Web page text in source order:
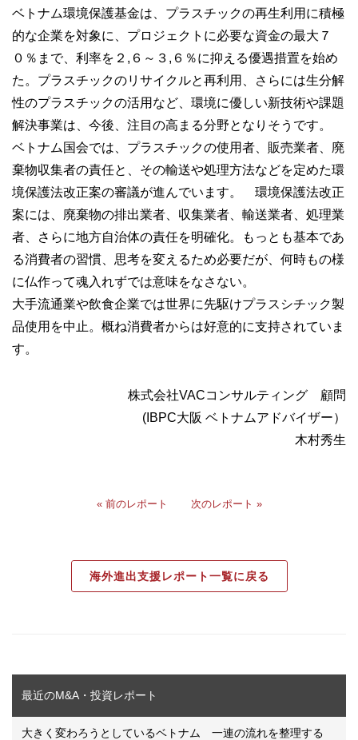
ベトナム環境保護基金は、プラスチックの再生利用に積極
的な企業を対象に、プロジェクトに必要な資金の最大７
０％まで、利率を２,６～３,６％に抑える優遇措置を始め
た。プラスチックのリサイクルと再利用、さらには生分解
性のプラスチックの活用など、環境に優しい新技術や課題
解決事業は、今後、注目の高まる分野となりそうです。
ベトナム国会では、プラスチックの使用者、販売業者、廃
棄物収集者の責任と、その輸送や処理方法などを定めた環
境保護法改正案の審議が進んでいます。 環境保護法改正
案には、廃棄物の排出業者、収集業者、輸送業者、処理業
者、さらに地方自治体の責任を明確化。もっとも基本であ
る消費者の習慣、思考を変えるため必要だが、何時もの様
に仏作って魂入れずでは意味をなさない。
大手流通業や飲食企業では世界に先駆けプラスシチック製
品使用を中止。概ね消費者からは好意的に支持されていま
す。
株式会社VACコンサルティング 顧問
(IBPC大阪 ベトナムアドバイザー）
木村秀生
« 前のレポート 次のレポート »
海外進出支援レポート一覧に戻る
最近のM&A・投資レポート
大きく変わろうとしているベトナム 一連の流れを整理する